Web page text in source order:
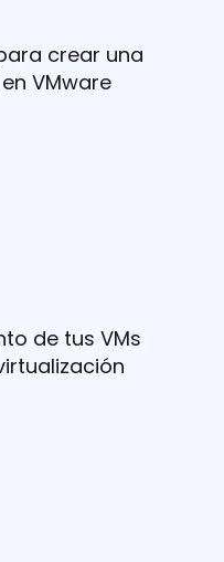
crear una
VMware
de tus VMs